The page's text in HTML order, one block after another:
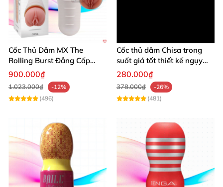
Cốc Thủ Dâm MX The
Rolling Burst Đẳng Cấp
Ngụy Trang Tinh Tế
900.000₫
1.023.000₫
-12%
(496)
Cốc thủ dâm Chisa trong
suốt giá tốt thiết kế ngụy
trang
280.000₫
378.000₫
-26%
(481)